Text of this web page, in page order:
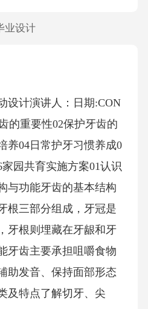
业设计
设计演讲人：日期:CON
的重要性02保护牙齿的
养04日常护牙习惯养成0
园共育实施方案01认识
与功能牙齿的基本结构
根三部分组成，牙冠是
牙根则埋藏在牙龈和牙
牙齿主要承担咀嚼食物
助发音、保持面部形态
及特点了解切牙、尖